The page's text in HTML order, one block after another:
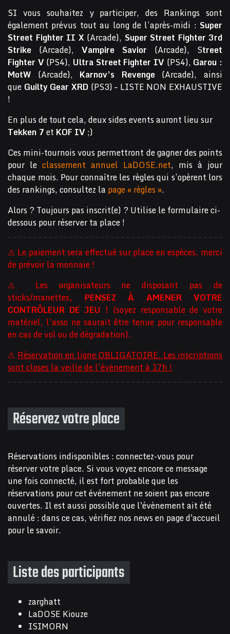
SI vous souhaitez y participer, des Rankings sont
également prévus tout au long de l’après-midi : Super
Street Fighter II X (Arcade), Super Street Fighter 3rd
Strike (Arcade), Vampire Savior (Arcade), Street
Fighter V(PS4), Ultra Street Fighter IV (PS4), Garou :
MotW (Arcade), Karnov’s Revenge(Arcade), ainsi
que Guilty Gear XRD(PS3) – LISTE NON EXHAUSTIVE
!
En plus de tout cela, deux sides events auront lieu sur
Tekken 7et KOF IV;)
Ces mini-tournois vous permettront de gagner des points
pour le classement annuel LaDOSE.net, mis à jour
chaque mois. Pour connaître les règles qui s’opèrent lors
des rankings, consultez la page « règles ».
Alors ? Toujours pas inscrit(e) ? Utilise le formulaire ci-
dessous pour réserver ta place !
⚠ Le paiement sera effectué sur place en espèces, merci
de prévoir la monnaie !
⚠ Les organisateurs ne disposant pas de
sticks/manettes, PENSEZ À AMENER VOTRE
CONTRÔLEUR DE JEU ! (soyez responsable de votre
matériel, l’asso ne saurait être tenue pour responsable
en cas de vol ou de dégradation).
⚠ Réservation en ligne OBLIGATOIRE. Les inscriptions
sont closes la veille de l’événement à 17h !
Réservez votre place
Réservations indisponibles : connectez-vous pour
réserver votre place. Si vous voyez encore ce message
une fois connecté, il est fort probable que les
réservations pour cet événement ne soient pas encore
ouvertes. Il est aussi possible que l'évènement ait été
annulé : dans ce cas, vérifiez nos news en page d'accueil
pour le savoir.
Liste des participants
zarghatt
LaDOSE Kiouze
ISIMORN